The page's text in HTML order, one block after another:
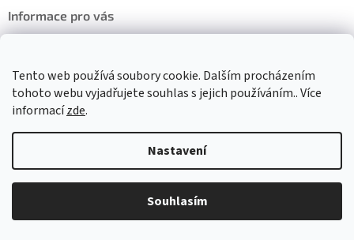
Tento web používá soubory cookie. Dalším procházením
tohoto webu vyjadřujete souhlas s jejich používáním.. Více
informacízde.
Nastavení
Souhlasím
Informace pro vás
Doprava a platba
Ochrana osobních údajů
Rady, tipy a novinky
Kontakt